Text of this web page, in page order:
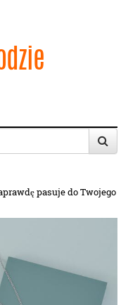
pasuje do Twojego